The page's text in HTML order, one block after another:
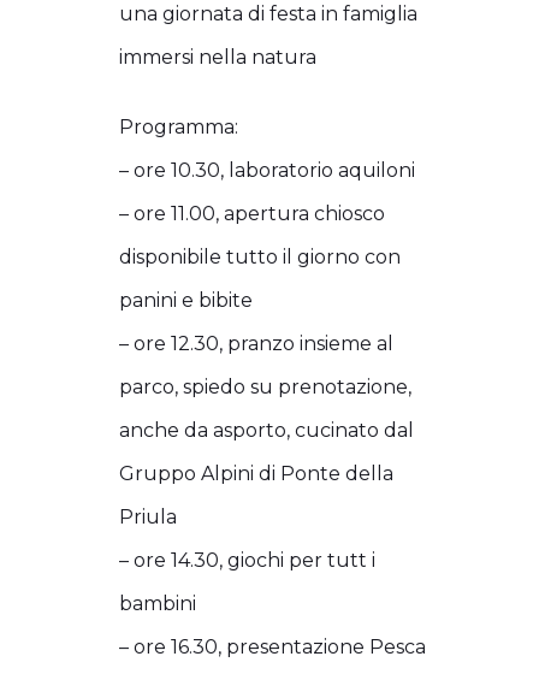
una giornata di festa in famiglia
immersi nella natura
Programma:
– ore 10.30, laboratorio aquiloni
– ore 11.00, apertura chiosco
disponibile tutto il giorno con
panini e bibite
– ore 12.30, pranzo insieme al
parco, spiedo su prenotazione,
anche da asporto, cucinato dal
Gruppo Alpini di Ponte della
Priula
– ore 14.30, giochi per tutt i
bambini
– ore 16.30, presentazione Pesca